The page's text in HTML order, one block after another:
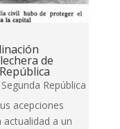
de
Segunda República
acepciones
a un